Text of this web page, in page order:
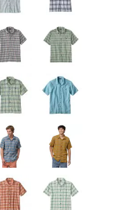
hetA/C™
een luchtige stof en